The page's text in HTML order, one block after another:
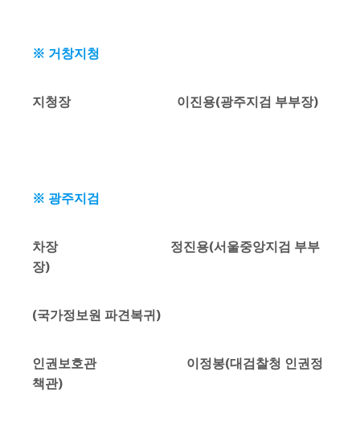
※ 거창지청
지청장 이진용(광주지검 부부장)
※ 광주지검
차장 정진용(서울중앙지검 부부
장)
(국가정보원 파견복귀)
인권보호관 이정봉(대검찰청 인권정
책관)